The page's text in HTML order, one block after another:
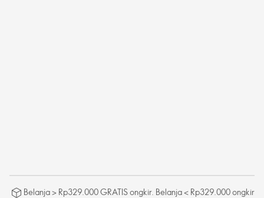
Belanja > Rp329.000 GRATIS ongkir. Belanja < Rp329.000 ongkir